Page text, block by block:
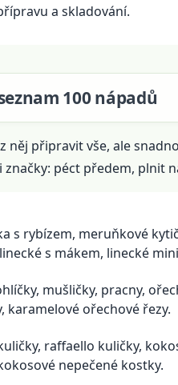
a skladování.
100 nápadů
připravit vše, ale
péct předem, plnit
s rybízem, meruňkové
s mákem, linecké
mušličky, pracny,
karamelové ořechové řezy.
raffaello kuličky,
nepečené kostky.